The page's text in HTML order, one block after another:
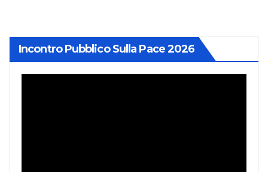
Incontro Pubblico Sulla Pace 2026